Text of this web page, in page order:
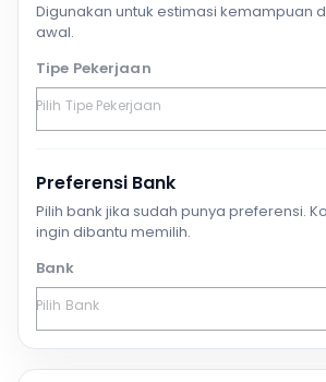
Digunakan untuk estimasi kemampuan
awal.
Tipe Pekerjaan
Preferensi Bank
Pilih bank jika sudah punya preferensi.
ingin dibantu memilih.
Bank